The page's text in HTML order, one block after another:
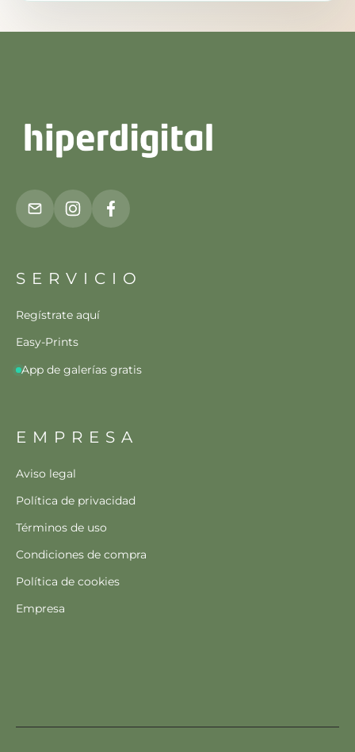
SERVICIO
Regístrate aquí
Easy-Prints
App de galerías gratis
EMPRESA
Aviso legal
Política de privacidad
Términos de uso
Condiciones de compra
Política de cookies
Empresa